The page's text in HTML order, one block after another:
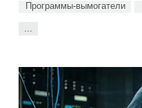
Программы-вымогатели
...